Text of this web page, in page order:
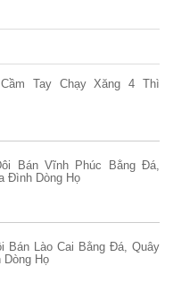
Đình Dòng Họ
Dòng Họ